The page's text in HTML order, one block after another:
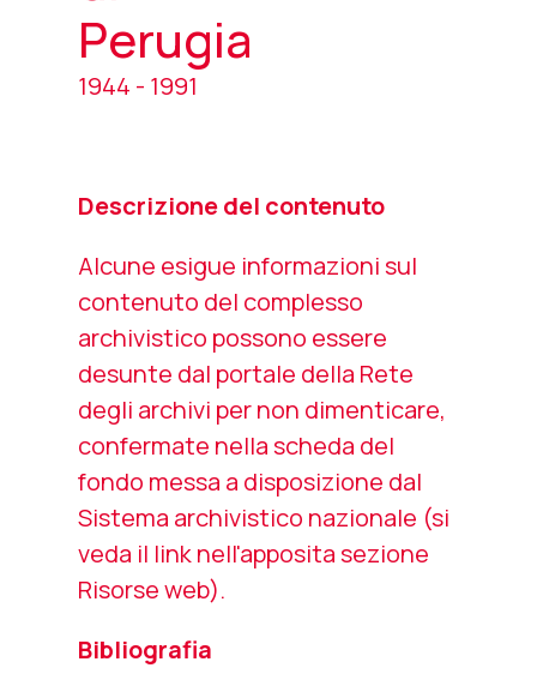
Perugia
1944 - 1991
Descrizione del contenuto
Alcune esigue informazioni sul
contenuto del complesso
archivistico possono essere
desunte dal portale della Rete
degli archivi per non dimenticare,
confermate nella scheda del
fondo messa a disposizione dal
Sistema archivistico nazionale (si
veda il link nell'apposita sezione
Risorse web).
Bibliografia